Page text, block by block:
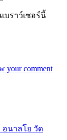
บราว์เซอร์นี้
your comment